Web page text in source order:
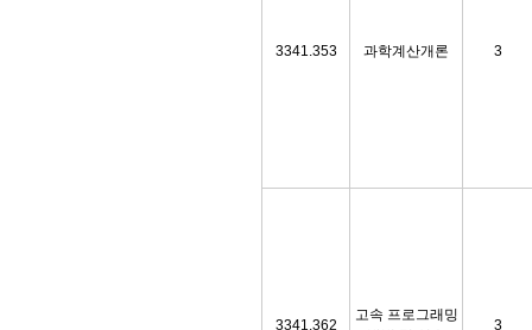
3341.353 과학계산개론 3
3341.362
고속 프로그래밍
3